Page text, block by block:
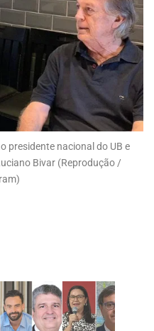
presidente nacional do UB e
Bivar (Reprodução /